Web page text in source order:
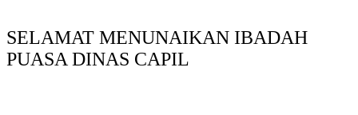
SELAMAT MENUNAIKAN IBADAH
PUASA DINAS CAPIL